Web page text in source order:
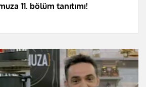
11. bölüm tanıtımı!